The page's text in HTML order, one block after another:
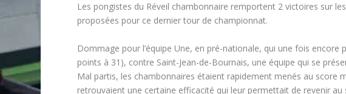
Les pongistes du Réveil chambonnaire remportent 2 victoires sur
proposées pour ce dernier tour de championnat.
Dommage pour l’équipe Une, en pré-nationale, qui une fois
points à 31), contre Saint-Jean-de-Bournais, une équipe qui se
Mal partis, les chambonnaires étaient rapidement menés au score
retrouvaient une certaine efficacité qui leur permettait de revenir